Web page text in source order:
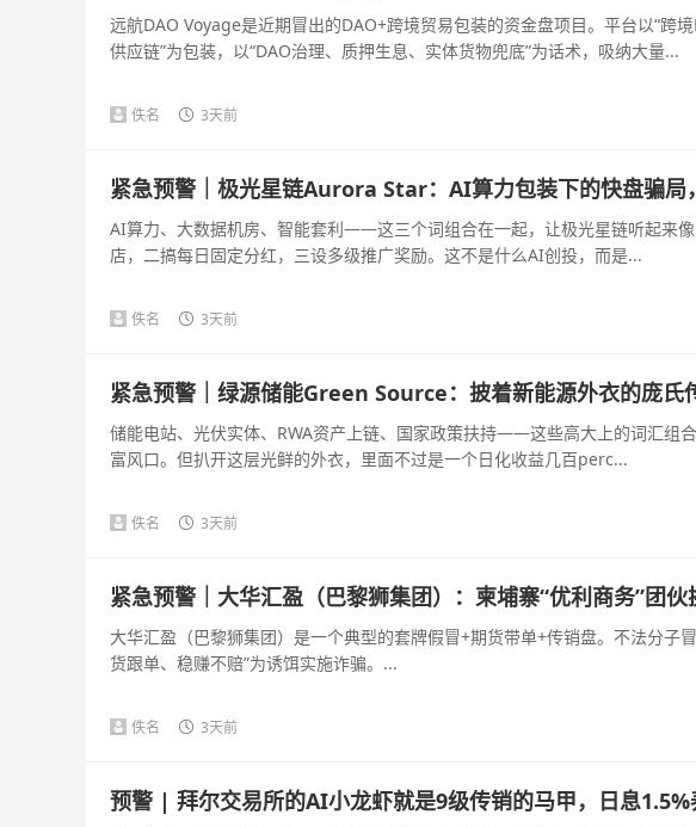
远航DAO Voyage是近期冒出的DAO+跨境贸易包装的资金盘项目。平台以“跨
供应链”为包装，以“DAO治理、质押生息、实体货物兜底”为话术，吸纳大量...
佚名 3天前
紧急预警｜极光星链Aurora Star：AI算力包装下的快盘骗局
AI算力、大数据机房、智能套利——这三个词组合在一起，让极光星链听起来
店，二搞每日固定分红，三设多级推广奖励。这不是什么AI创投，而是...
佚名 3天前
紧急预警｜绿源储能Green Source：披着新能源外衣的庞氏
储能电站、光伏实体、RWA资产上链、国家政策扶持——这些高大上的词汇组
富风口。但扒开这层光鲜的外衣，里面不过是一个日化收益几百perc...
佚名 3天前
紧急预警｜大华汇盈（巴黎狮集团）：柬埔寨“优利商务”团
大华汇盈（巴黎狮集团）是一个典型的套牌假冒+期货带单+传销盘。不法分子
货跟单、稳赚不赔”为诱饵实施诈骗。...
佚名 3天前
预警 | 拜尔交易所的AI小龙虾就是9级传销的马甲，日息1.5%